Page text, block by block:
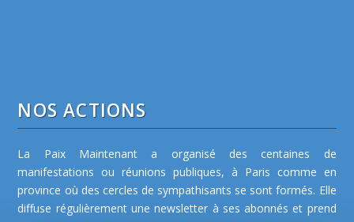
NOS ACTIONS
La Paix Maintenant a organisé des centaines de
manifestations ou réunions publiques, à Paris comme en
province où des cercles de sympathisants se sont formés. Elle
diffuse régulièrement une newsletter à ses abonnés et prend